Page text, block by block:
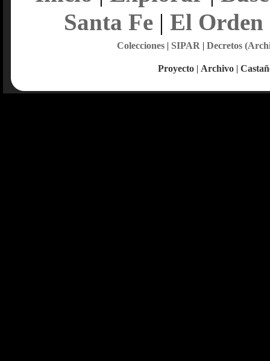
Santa Fe| El Orden
Colecciones| SIPAR | Decretos
Proyecto | Archivo |